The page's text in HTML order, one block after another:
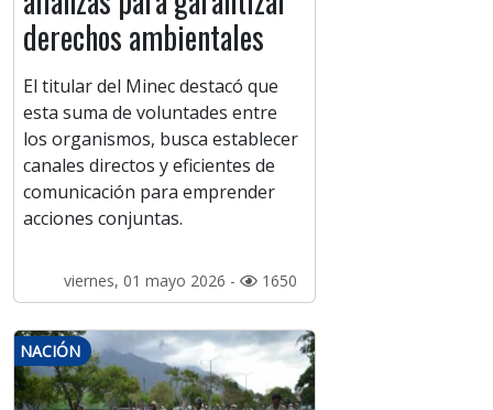
derechos ambientales
El titular del Minec destacó que
esta suma de voluntades entre
los organismos, busca establecer
canales directos y eficientes de
comunicación para emprender
acciones conjuntas.
viernes, 01 mayo 2026 - 1650
NACIÓN